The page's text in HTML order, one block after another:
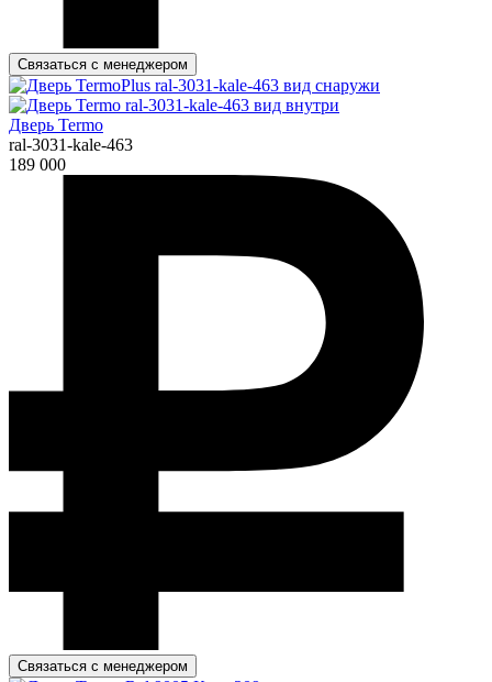
Связаться с менеджером
Дверь Termo
ral-3031-kale-463
189 000
Связаться с менеджером